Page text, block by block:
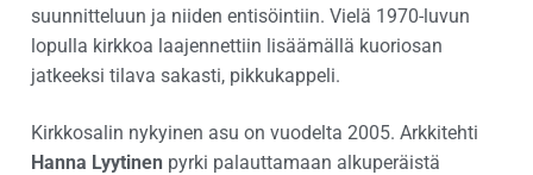
suunnitteluun ja niiden entisöintiin. Vielä 1970-luvun
lopulla kirkkoa laajennettiin lisäämällä kuoriosan
jatkeeksi tilava sakasti, pikkukappeli.
Kirkkosalin nykyinen asu on vuodelta 2005. Arkkitehti
Hanna Lyytinen pyrki palauttamaan alkuperäistä